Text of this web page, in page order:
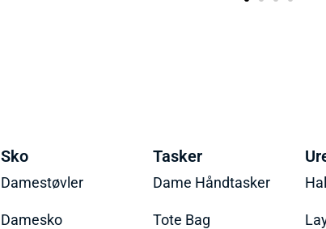
Sko
Damestøvler
Damesko
Tasker
Dame Håndtasker
Tote Bag